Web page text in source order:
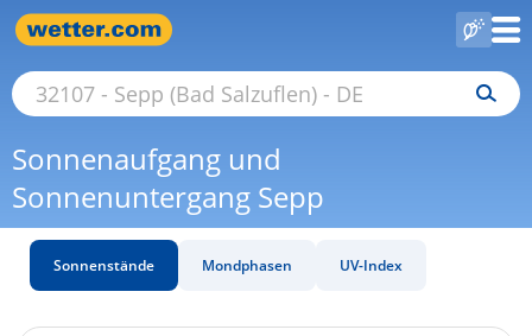
Sonnenaufgang und
Sonnenuntergang Sepp
Sonnenstände Mondphasen UV-Index